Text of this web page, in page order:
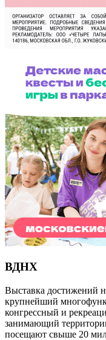
ВДНХ
Выставка достижений
крупнейший
конгрессный и
занимающий
посещают свыше 20